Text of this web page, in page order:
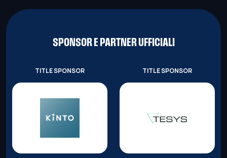
SPONSOR E PARTNER UFFICIALI
TITLE SPONSOR TITLE SPONSOR